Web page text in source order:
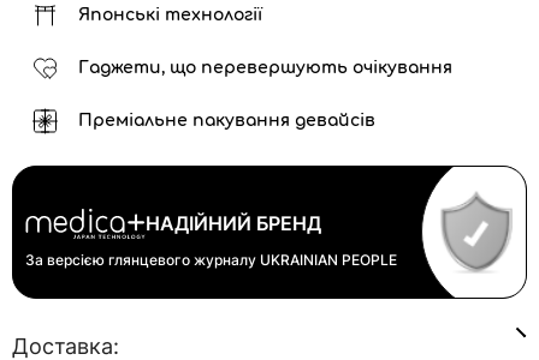
Японські технології
Гаджети, що перевершують очікування
Преміальне пакування девайсів
НАДІЙНИЙ БРЕНД
За версією глянцевого журналу UKRAINIAN PEOPLE
Доставка: